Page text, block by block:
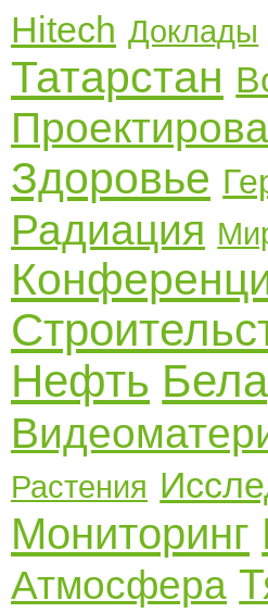
Hitech Доклады
Татарстан
Здоровье
Радиация
Нефть
Растения
Мониторинг
Атмосфера